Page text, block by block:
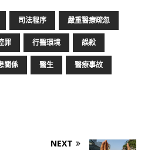
司法程序 嚴重醫療疏忽
罪 行醫環境 誤殺
關係 醫生 醫療事故
NEXT